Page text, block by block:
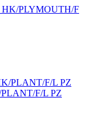
HK/PLYMOUTH/F
F/L PZ